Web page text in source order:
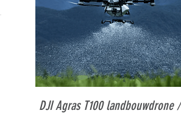
Snel overzicht
DJI Agras T100 landbouwdrone /